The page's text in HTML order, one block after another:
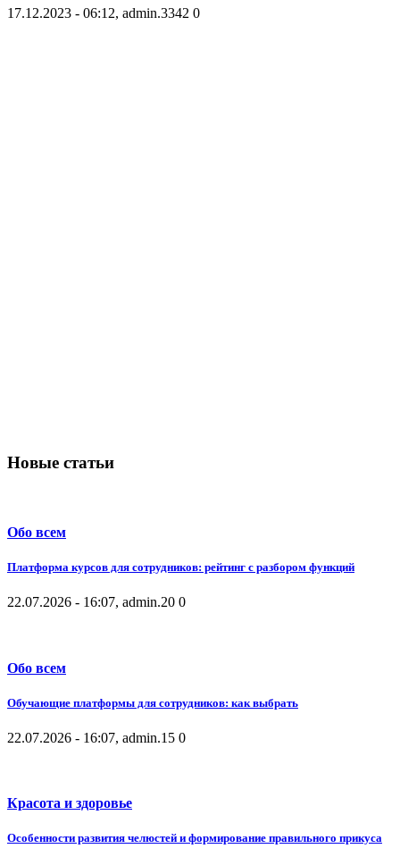
17.12.2023 - 06:12, admin.3342 0
Новые статьи
Обо всем
Платформа курсов для сотрудников: рейтинг с разбором функций
22.07.2026 - 16:07, admin.20 0
Обо всем
Обучающие платформы для сотрудников: как выбрать
22.07.2026 - 16:07, admin.15 0
Красота и здоровье
Особенности развития челюстей и формирование правильного прикуса